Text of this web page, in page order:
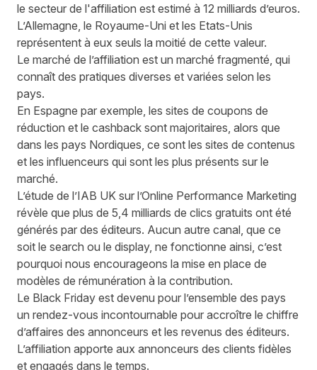
le secteur de l'affiliation est estimé à 12 milliards d’euros.
L’Allemagne, le Royaume-Uni et les Etats-Unis
représentent à eux seuls la moitié de cette valeur.
Le marché de l’affiliation est un marché fragmenté, qui
connaît des pratiques diverses et variées selon les
pays.
En Espagne par exemple, les sites de coupons de
réduction et le cashback sont majoritaires, alors que
dans les pays Nordiques, ce sont les sites de contenus
et les influenceurs qui sont les plus présents sur le
marché.
L’étude de l’IAB UK sur l’Online Performance Marketing
révèle que plus de 5,4 milliards de clics gratuits ont été
générés par des éditeurs. Aucun autre canal, que ce
soit le search ou le display, ne fonctionne ainsi, c’est
pourquoi nous encourageons la mise en place de
modèles de rémunération à la contribution.
Le Black Friday est devenu pour l’ensemble des pays
un rendez-vous incontournable pour accroître le chiffre
d’affaires des annonceurs et les revenus des éditeurs.
L’affiliation apporte aux annonceurs des clients fidèles
et engagés dans le temps.